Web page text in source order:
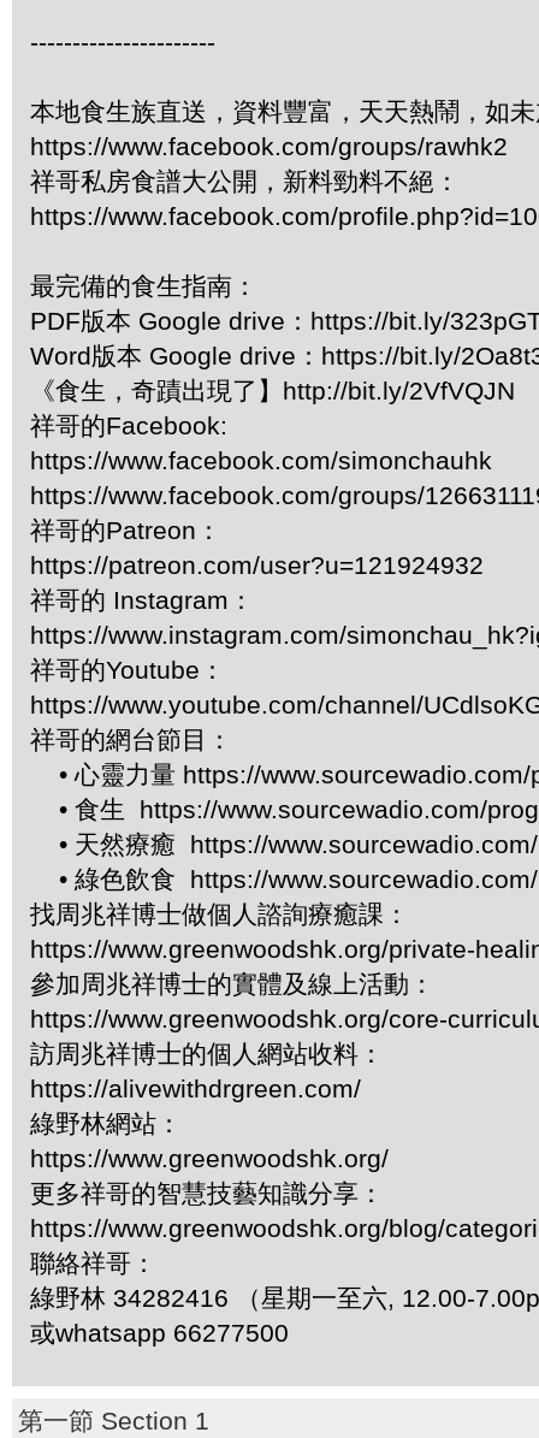
----------------------
本地食生族直送，資料豐富，天天熱鬧，如
https://www.facebook.com/groups/rawhk2
祥哥私房食譜大公開，新料勁料不絕：
https://www.facebook.com/
最完備的食生指南：
PDF版本 Google drive：https://bit.ly/
Word版本 Google drive：https://bit.ly/
《食生，奇蹟出現了】http://bit.ly/2VfVQJN
祥哥的Facebook:
https://www.facebook.com/simonchauhk
https://www.facebook.com/groups/
祥哥的Patreon：
https://patreon.com/user?u=121924932
祥哥的 Instagram：
https://www.instagram.com/
祥哥的Youtube：
https://www.youtube.com/channel/
祥哥的網台節目：
• 心靈力量 https://
• 食生 https://www.sourcewadio.com/
• 天然療癒 https://
• 綠色飲食 https://
找周兆祥博士做個人諮詢療癒課：
https://www.greenwoodshk.org/private-
參加周兆祥博士的實體及線上活動：
https://www.greenwoodshk.org/core-
訪周兆祥博士的個人網站收料：
https://alivewithdrgreen.com/
綠野林網站：
https://www.greenwoodshk.org/
更多祥哥的智慧技藝知識分享：
https://www.greenwoodshk.org/blog/
聯絡祥哥：
綠野林 34282416 （星期一至六, 12.00-
或whatsapp 66277500
第一節 Section 1